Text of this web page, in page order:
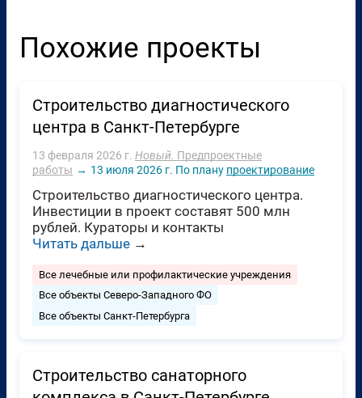
Похожие проекты
Строительство диагностического
центра в Санкт-Петербурге
13 февраля 2026 г. Новый. Предпроектные
работы → 13 июля 2026 г. По плану проектирование
Строительство диагностического центра.
Инвестиции в проект составят 500 млн
рублей. Кураторы и контакты
Читать дальше →
Все лечебные или профилактические учреждения
Все объекты Северо-Западного ФО
Все объекты Санкт-Петербурга
Строительство санаторного